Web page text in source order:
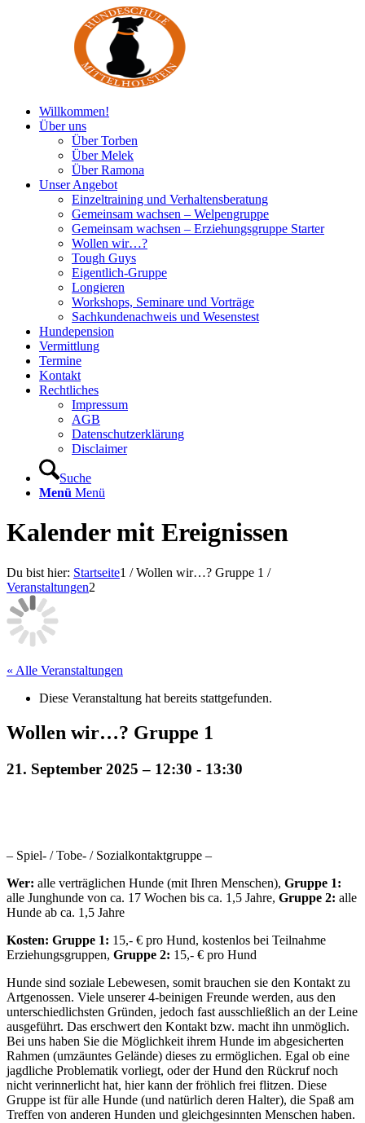
Willkommen!
Über uns
Über Torben
Über Melek
Über Ramona
Unser Angebot
Einzeltraining und Verhaltensberatung
Gemeinsam wachsen – Welpengruppe
Gemeinsam wachsen – Erziehungsgruppe Starter
Wollen wir…?
Tough Guys
Eigentlich-Gruppe
Longieren
Workshops, Seminare und Vorträge
Sachkundenachweis und Wesenstest
Hundepension
Vermittlung
Termine
Kontakt
Rechtliches
Impressum
AGB
Datenschutzerklärung
Disclaimer
Suche
Menü Menü
Kalender mit Ereignissen
Du bist hier: Startseite1 / Wollen wir…? Gruppe 1 /
Veranstaltungen2
« Alle Veranstaltungen
Diese Veranstaltung hat bereits stattgefunden.
Wollen wir…? Gruppe 1
21. September 2025 – 12:30 - 13:30
– Spiel- / Tobe- / Sozialkontaktgruppe –
Wer: alle verträglichen Hunde (mit Ihren Menschen), Gruppe 1:
alle Junghunde von ca. 17 Wochen bis ca. 1,5 Jahre, Gruppe 2: alle
Hunde ab ca. 1,5 Jahre
Kosten: Gruppe 1: 15,- € pro Hund, kostenlos bei Teilnahme
Erziehungsgruppen, Gruppe 2: 15,- € pro Hund
Hunde sind soziale Lebewesen, somit brauchen sie den Kontakt zu
Artgenossen. Viele unserer 4-beinigen Freunde werden, aus den
unterschiedlichsten Gründen, jedoch fast ausschließlich an der Leine
ausgeführt. Das erschwert den Kontakt bzw. macht ihn unmöglich.
Bei uns haben Sie die Möglichkeit ihrem Hunde im abgesicherten
Rahmen (umzäuntes Gelände) dieses zu ermöglichen. Egal ob eine
jagdliche Problematik vorliegt, oder der Hund den Rückruf noch
nicht verinnerlicht hat, hier kann der fröhlich frei flitzen. Diese
Gruppe ist für alle Hunde (und natürlich deren Halter), die Spaß am
Treffen von anderen Hunden und gleichgesinnten Menschen haben.